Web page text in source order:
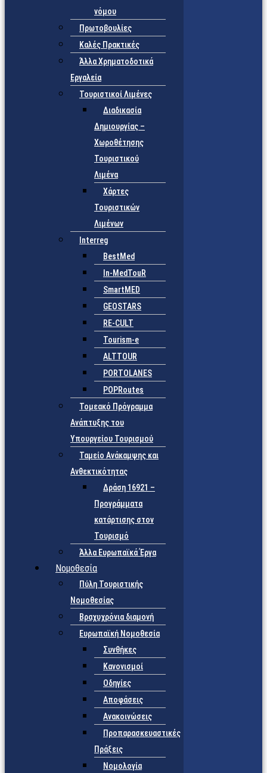
νόμου
Πρωτοβουλίες
Καλές Πρακτικές
Άλλα Χρηματοδοτικά
Εργαλεία
Τουριστικοί Λιμένες
Διαδικασία
Δημιουργίας –
Χωροθέτησης
Τουριστικού
Λιμένα
Χάρτες
Τουριστικών
Λιμένων
Interreg
BestMed
In-MedTouR
SmartMED
GEOSTARS
RE-CULT
Tourism-e
ALTTOUR
PORTOLANES
POPRoutes
Τομεακό Πρόγραμμα
Ανάπτυξης του
Υπουργείου Τουρισμού
Ταμείο Ανάκαμψης και
Ανθεκτικότητας
Δράση 16921 –
Προγράμματα
κατάρτισης στον
Τουρισμό
Άλλα Ευρωπαϊκά Έργα
Νομοθεσία
Πύλη Τουριστικής
Νομοθεσίας
Βραχυχρόνια διαμονή
Ευρωπαϊκή Νομοθεσία
Συνθήκες
Κανονισμοί
Οδηγίες
Αποφάσεις
Ανακοινώσεις
Προπαρασκευαστικές
Πράξεις
Νομολογία